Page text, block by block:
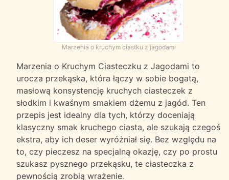
Marzenia o kruchym ciastku z jagodami
Marzenia o Kruchym Ciasteczku z Jagodami to
urocza przekąska, która łączy w sobie bogatą,
masłową konsystencję kruchych ciasteczek z
słodkim i kwaśnym smakiem dżemu z jagód. Ten
przepis jest idealny dla tych, którzy doceniają
klasyczny smak kruchego ciasta, ale szukają czegoś
ekstra, aby ich deser wyróżniał się. Bez względu na
to, czy pieczesz na specjalną okazję, czy po prostu
szukasz pysznego przekąsku, te ciasteczka z
pewnością zrobią wrażenie.